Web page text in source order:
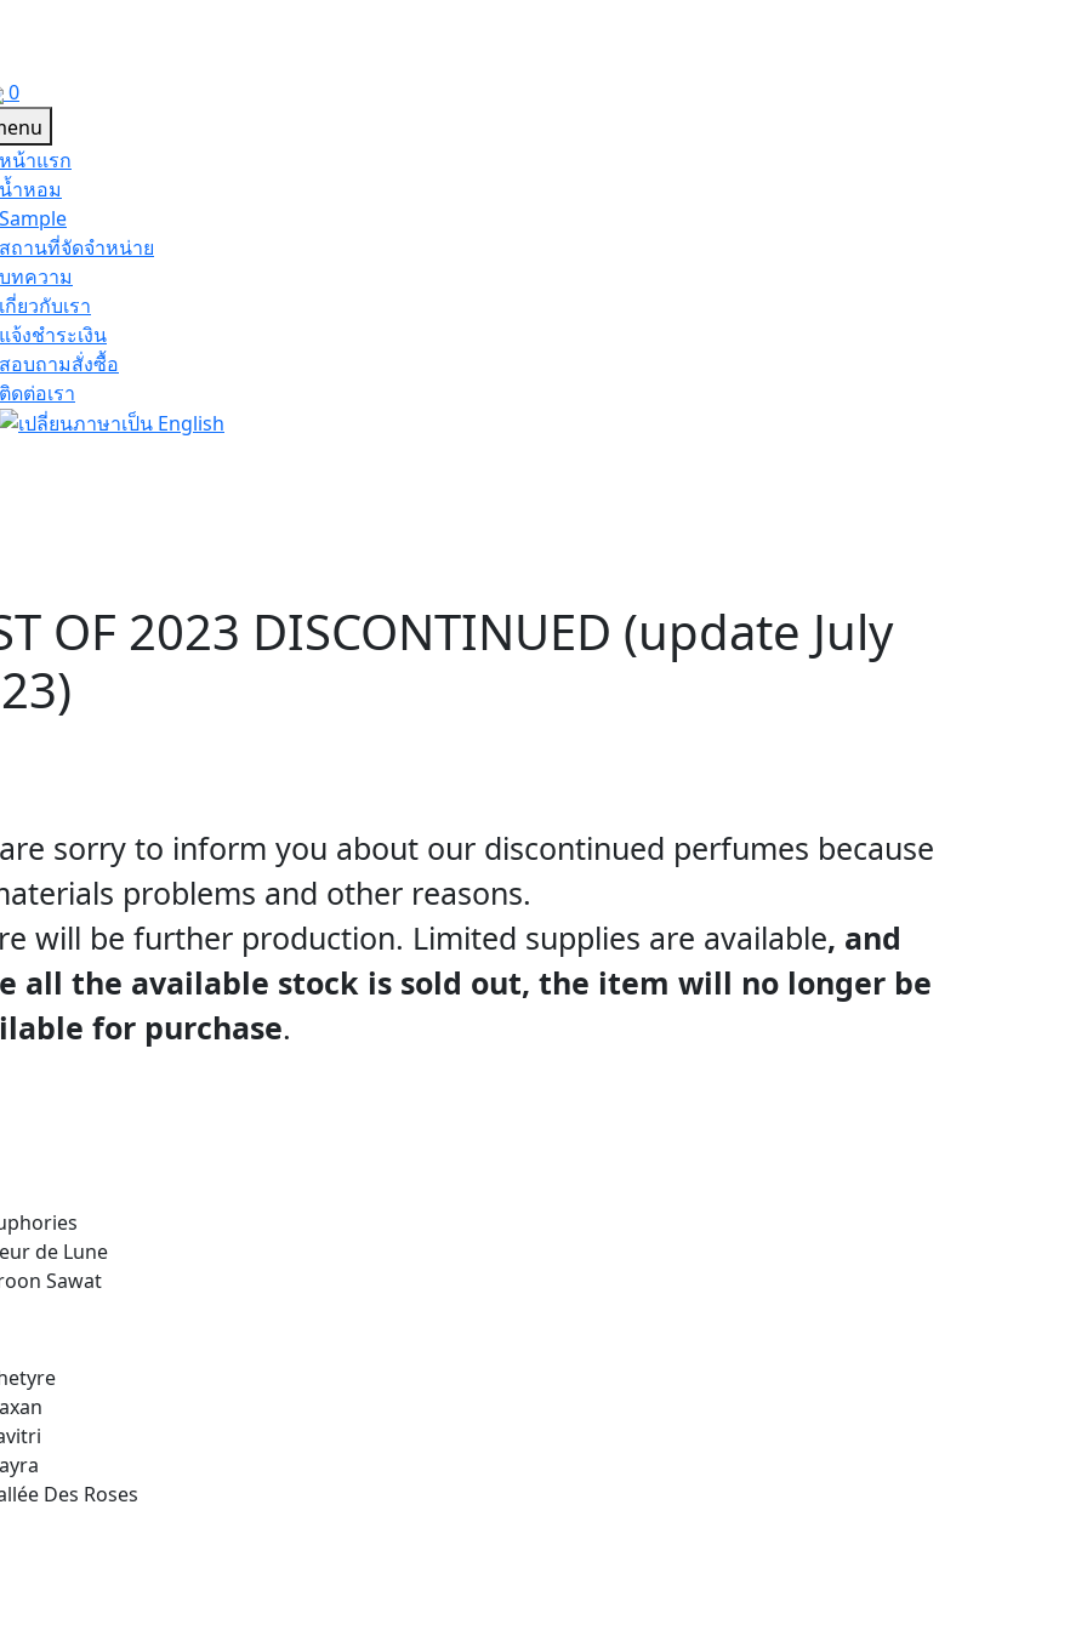
0
หน้าแรก
น้ำหอม
Sample
สถานที่จัดจำหน่าย
บทความ
เกี่ยวกับเรา
แจ้งชำระเงิน
สอบถามสั่งซื้อ
ติดต่อเรา
OF 2023 DISCONTINUED (update July
sorry to inform you about our discontinued perfumes because
problems and other reasons.
will be further production. Limited supplies are available, and
all the available stock is sold out, the item will no longer be
for purchase.
de Lune
Sawat
Des Roses